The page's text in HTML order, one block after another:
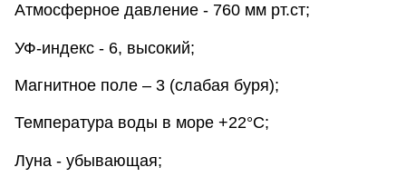
Атмосферное давление - 760 мм рт.ст;
УФ-индекс - 6, высокий;
Магнитное поле – 3 (слабая буря);
Температура воды в море +22°С;
Луна - убывающая;